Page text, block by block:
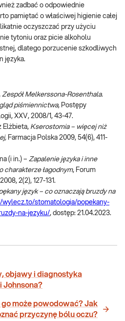
zadbać o odpowiednie
pamiętać o właściwej higienie całej
oczyszczać przy użyciu
tytoniu oraz picie alkoholu
dlatego porzucenie szkodliwych
języka.
Zespół Melkerssona-Rosenthala.
piśmiennictwa, Postępy
XXV, 2008/1, 43-47.
Elżbieta, Kserostomia – więcej niż
Farmacja Polska 2009, 54(6), 411-
(i in.) – Zapalenie języka i inne
charakterze łagodnym, Forum
2(2), 127-131.
język – co oznaczają bruzdy na
wylecz.to/stomatologia/popekany-
na-jezyku/, dostęp: 21.04.2023.
objawy i diagnostyka
Johnsona?
go może powodować? Jak
przyczynę bólu oczu?